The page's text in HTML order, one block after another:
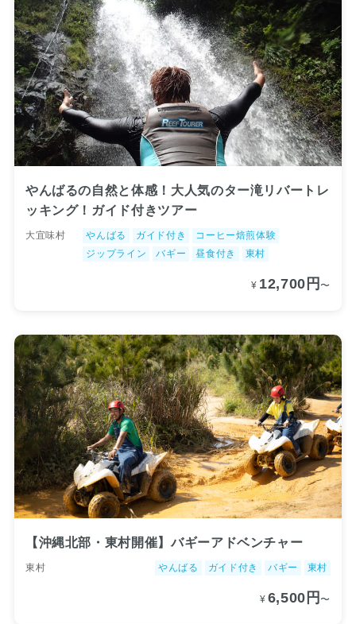
やんばるの自然と体感！大人気のター滝リバートレ
ッキング！ガイド付きツアー
大宜味村 やんばる ガイド付き
コーヒー焙煎体験
ジップライン
バギー 昼食付き 東村
¥ 12,700円〜
【沖縄北部・東村開催】バギーアドベンチャー
東村 やんばる ガイド付き バギー 東村
¥ 6,500円〜